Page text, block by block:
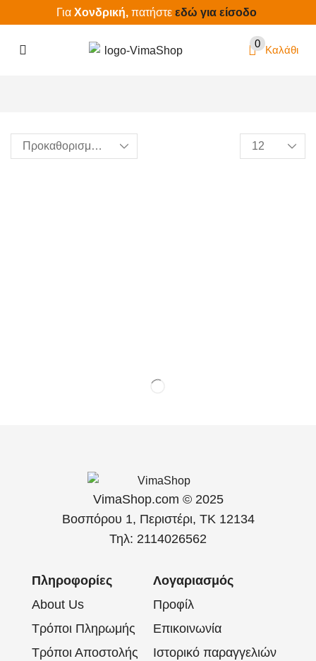
Για Χονδρική, πατήστε εδώ για είσοδο
0
Καλάθι
VimaShop.com © 2025
Βοσπόρου 1, Περιστέρι, ΤΚ 12134
Τηλ: 2114026562
Πληροφορίες
About Us
Τρόποι Πληρωμής
Τρόποι Αποστολής
Λογαριασμός
Προφίλ
Επικοινωνία
Ιστορικό παραγγελιών